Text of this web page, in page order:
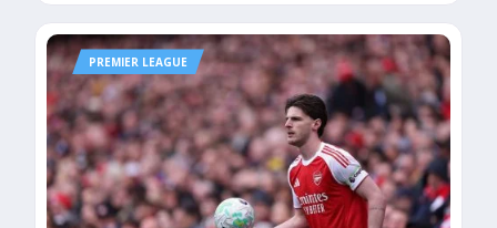
PREMIER LEAGUE